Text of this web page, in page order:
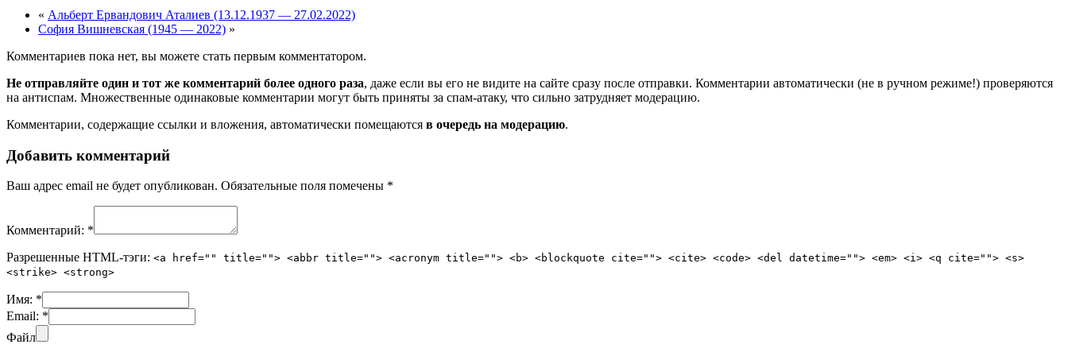
« Альберт Ервандович Аталиев (13.12.1937 — 27.02.2022)
София Вишневская (1945 — 2022) »
Комментариев пока нет, вы можете стать первым комментатором.
Не отправляйте один и тот же комментарий более одного раза, даже если вы его не видите на сайте сразу после отправки. Комментарии автоматически (не в ручном режиме!) проверяются
на антиспам. Множественные одинаковые комментарии могут быть приняты за спам-атаку, что сильно затрудняет модерацию.
Комментарии, содержащие ссылки и вложения, автоматически помещаются в очередь на модерацию.
Добавить комментарий
Ваш адрес email не будет опубликован. Обязательные поля помечены *
Комментарий: *
Разрешенные HTML-тэги: <a href="" title=""> <abbr title=""> <acronym title=""> <b> <blockquote cite=""> <cite> <code> <del datetime=""> <em> <i> <q cite=""> <s>
<strike> <strong>
Имя: *
Email: *
Файл